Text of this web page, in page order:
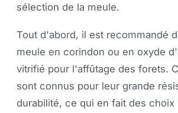
sélection de la meule.
Tout d'abord, il est recommandé
meule en corindon ou en oxyde
vitrifié pour l'affûtage des forets.
sont connus pour leur grande
durabilité, ce qui en fait des choix